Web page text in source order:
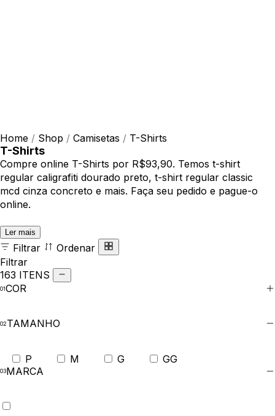
Home / Shop / Camisetas / T-Shirts
T-Shirts
Compre online T-Shirts por R$93,90. Temos t-shirt
regular caligrafiti dourado preto, t-shirt regular classic
mcd cinza concreto e mais. Faça seu pedido e pague-o
online.
Ler mais
Filtrar
Ordenar
Filtrar
163 ITENS
COR
TAMANHO
P M G
GG
MARCA